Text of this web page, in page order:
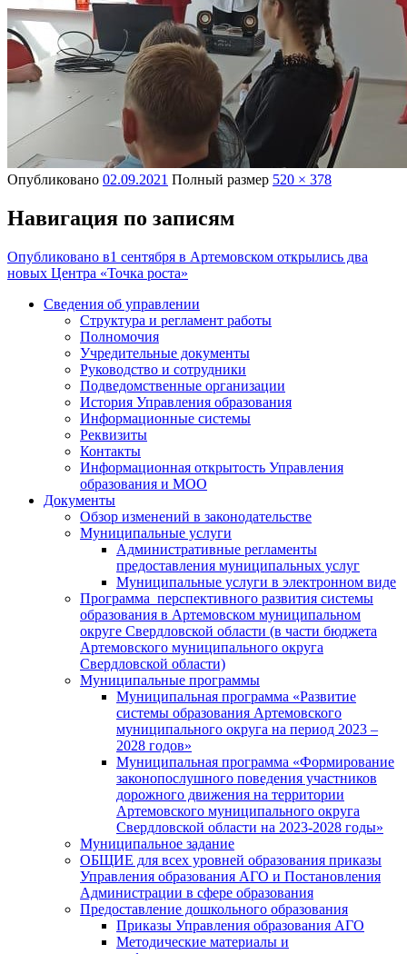
Опубликовано 02.09.2021 Полный размер 520 × 378
Навигация по записям
Опубликовано в1 сентября в Артемовском открылись два
новых Центра «Точка роста»
Сведения об управлении
Структура и регламент работы
Полномочия
Учредительные документы
Руководство и сотрудники
Подведомственные организации
История Управления образования
Информационные системы
Реквизиты
Контакты
Информационная открытость Управления
образования и МОО
Документы
Обзор изменений в законодательстве
Муниципальные услуги
Административные регламенты
предоставления муниципальных услуг
Муниципальные услуги в электронном виде
Программа перспективного развития системы
образования в Артемовском муниципальном
округе Свердловской области (в части бюджета
Артемовского муниципального округа
Свердловской области)
Муниципальные программы
Муниципальная программа «Развитие
системы образования Артемовского
муниципального округа на период 2023 –
2028 годов»
Муниципальная программа «Формирование
законопослушного поведения участников
дорожного движения на территории
Артемовского муниципального округа
Свердловской области на 2023-2028 годы»
Муниципальное задание
ОБЩИЕ для всех уровней образования приказы
Управления образования АГО и Постановления
Администрации в сфере образования
Предоставление дошкольного образования
Приказы Управления образования АГО
Методические материалы и